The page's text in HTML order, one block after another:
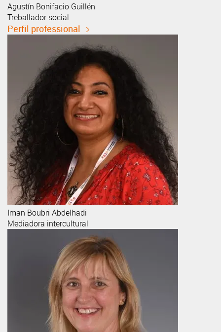
Agustín Bonifacio Guillén
Treballador social
Perfil professional
Iman Boubri Abdelhadi
Mediadora intercultural